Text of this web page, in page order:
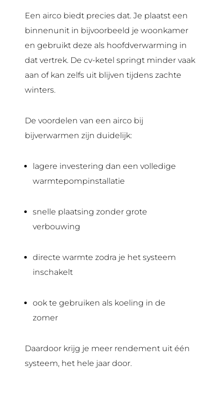
Een airco biedt precies dat. Je plaatst een
binnenunit in bijvoorbeeld je woonkamer
en gebruikt deze als hoofdverwarming in
dat vertrek. De cv-ketel springt minder vaak
aan of kan zelfs uit blijven tijdens zachte
winters.
De voordelen van een airco bij
bijverwarmen zijn duidelijk:
lagere investering dan een volledige
warmtepompinstallatie
snelle plaatsing zonder grote
verbouwing
directe warmte zodra je het systeem
inschakelt
ook te gebruiken als koeling in de
zomer
Daardoor krijg je meer rendement uit één
systeem, het hele jaar door.